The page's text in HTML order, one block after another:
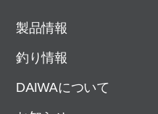
製品情報
釣り情報
DAIWAについて